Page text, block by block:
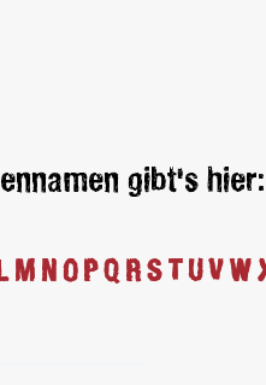
gibt's hier:
M N O PQ R S TU V W